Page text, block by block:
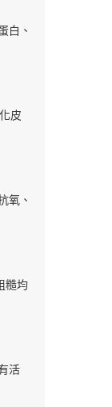
白、
皮
氧、
糙均
活